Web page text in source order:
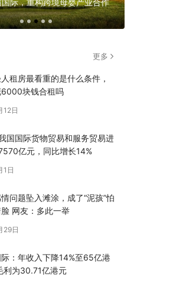
更多
租房最看重的是什么条件，
块钱合租吗
12日
国国际货物贸易和服务贸易进
亿元，同比增长14%
1日
问题坠入滩涂，成了“泥孩”怕
网友：多此一举
29日
：年收入下降14%至65亿港
利为30.71亿港元